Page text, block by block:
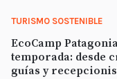
TURISMO SOSTENIBLE
EcoCamp
temporada: desde
guías y